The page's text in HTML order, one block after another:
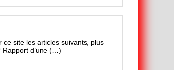
ce site les articles suivants, plus
Rapport d’une (…)